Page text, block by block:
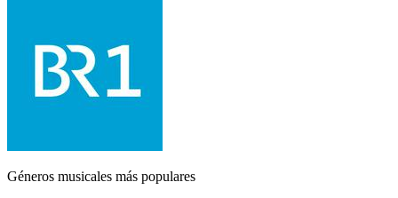
Géneros musicales más populares